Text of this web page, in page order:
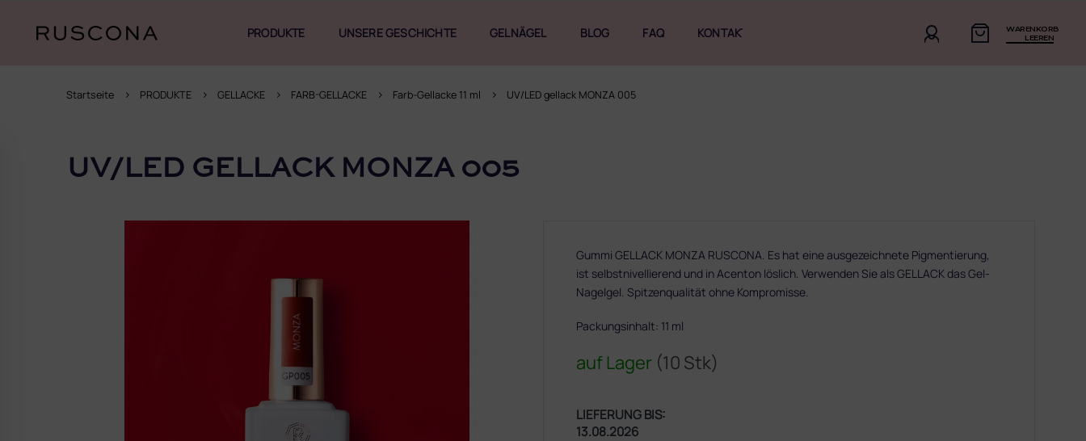
springen
WARENKORB
LEEREN
PRODUKTE UNSERE GESCHICHTE GELNÄGEL BLOG FAQ KONTAKT
Startseite PRODUKTE GELLACKE FARB-GELLACKE Farb-Gellacke 11 ml UV/LED gellack MONZA 005
eUV/LED GELLACK MONZA 005
auf Lager (10 Stk)
LIEFERUNG BIS:
13.08.2026
Gummi GELLACK MONZA RUSCONA. Es hat eine ausgezeichnete Pigmentierung,
ist selbstnivellierend und in Acenton löslich. Verwenden Sie als GELLACK das Gel-
Nagelgel. Spitzenqualität ohne Kompromisse.
Packungsinhalt: 11 ml